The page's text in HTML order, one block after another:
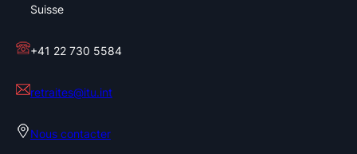
Suisse
+41 22 730 5584
retraites@itu.int
Nous contacter